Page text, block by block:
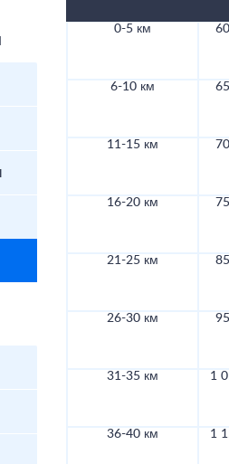
0-5 км
6-10 км
11-15 км
16-20 км
21-25 км
26-30 км
31-35 км 1
36-40 км 1